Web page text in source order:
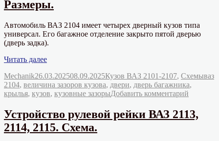
автомобиля
ВАЗ
Размеры.
Автомобиль ВАЗ 2104 имеет четырех дверный кузов типа
универсал. Его багажное отделение закрыто пятой дверью
(дверь задка).
Читать далее«Кузовные
автомобиля
ВАЗ
2104.
Автор
MechanikОпубликовано
26.03.202508.09.2025Рубрики
Кузов ВАЗ 2101-2107, Схемываз
2104, величина зазоров кузова, двери, дверь багажника,
крылья, кузов, кузовные зазорыДобавить комментарий
зазоры
Устройство рулевой рейки ВАЗ 2113,
2114, 2115. Схема.